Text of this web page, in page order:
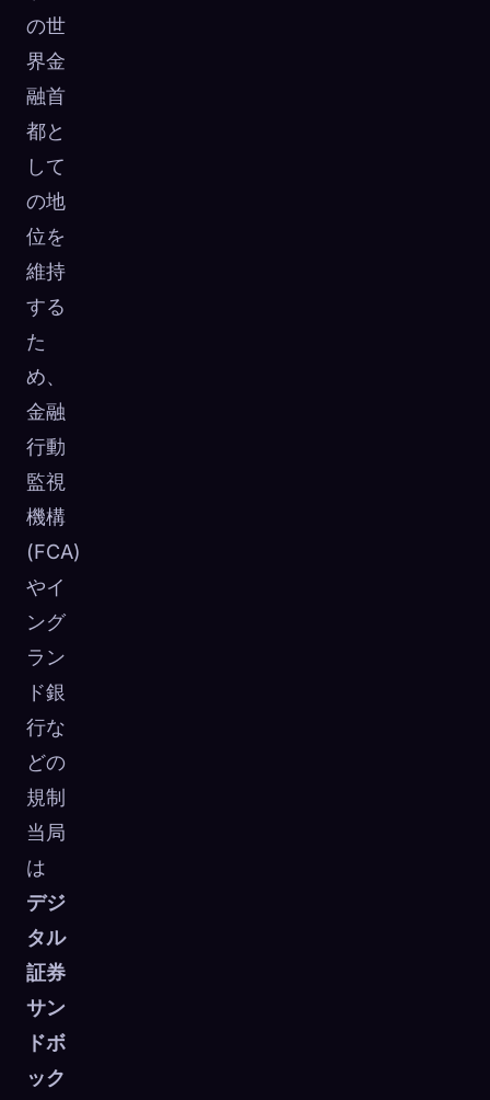
の世
界金
融首
都と
して
の地
位を
維持
する
た
め、
金融
行動
監視
機構
(FCA)
やイ
ング
ラン
ド銀
行な
どの
規制
当局
は
デジ
タル
証券
サン
ドボ
ック